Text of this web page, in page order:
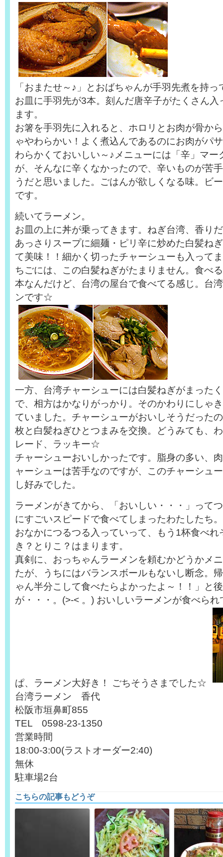
「おまたせ～♪」とおばちゃんが手羽先煮を持
お皿に手羽先が3本。刻んだ唐辛子がたくさん入
ます。
お箸を手羽先に入れると、ホロリとお肉が骨か
ゃやわらかい！よく煮込んであるのにお肉がパ
わらかくておいしい～♪メニューには「辛」マー
が、そんなに辛くなかったので、辛いものが苦
うだと思いました。ごはんが欲しくなる味。ビ
です。
続いてラーメン。
お皿の上に丼が乗ってきます。ねぎ台湾、香り
あっさりスープに細麺・ピリ辛に炒めた白髪ね
て美味！！細かく切ったチャーシューも入って
ちごには、この白髪ねぎがたまりません。食べ
本なんだけど、台湾の屋台で食べてる感じ。台
ンです☆
一方、台湾チャーシューには白髪ねぎがまった
で、相方はかなりがっかり。そのかわりにしゃ
ていました。チャーシューがおいしそうだった
枚と白髪ねぎひとつまみを交換。どうみても、
レード、ラッキー☆
チャーシューおいしかったです。脂身の多い、
ャーシューは苦手なのですが、このチャーシュ
し好みでした。
ラーメンがきてから、「おいしい・・・」って
にすごいスピードで食べてしまったわたしたち
おなかにつるつる入っていって、もう1杯食べれ
き？とりこ？はまります。
真剣に、おっちゃんラーメンを頼むかどうかメ
たが、うちにはバランスボールもないし断念。
ゃん半分こして食べたらよかったよ～！！」と
が・・・。(>‐< 。) おいしいラーメンが食べら
ぱ、ラーメン大好き！ ごちそうさまでした☆
台湾ラーメン 香代
松阪市垣鼻町855
TEL 0598-23-1350
営業時間
18:00-3:00(ラストオーダー2:40)
無休
駐車場2台
こちらの記事もどうぞ